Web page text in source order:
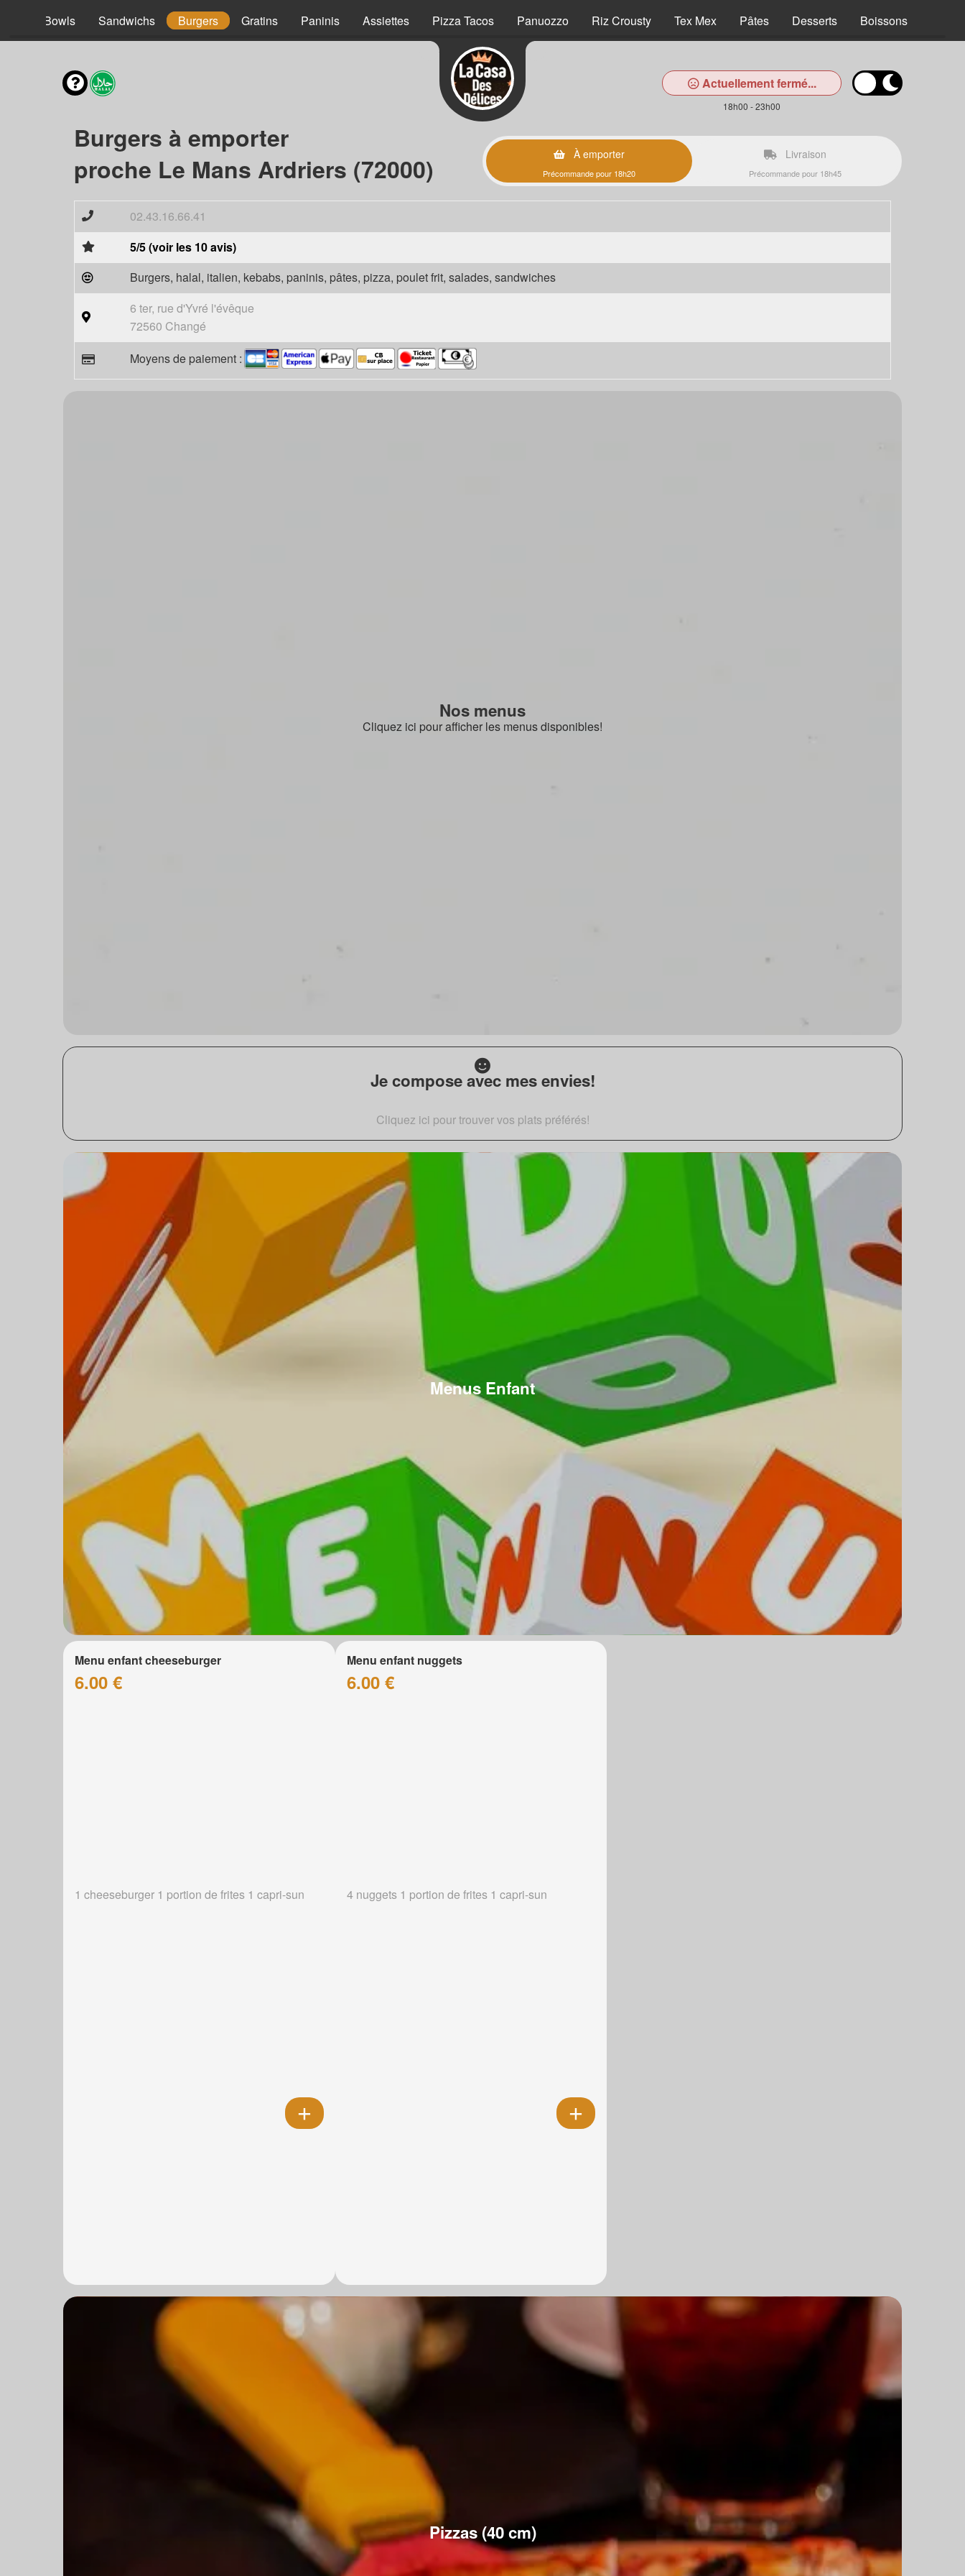
Bowls Sandwichs Burgers Gratins Paninis Assiettes Pizza Tacos Panuozzo Riz Crousty Tex Mex Pâtes Desserts Boissons
Actuellement fermé...
18h00 - 23h00
Burgers à emporter
proche Le Mans Ardriers (72000)
À emporter
Précommande pour 18h20
Livraison
Précommande pour 18h45
02.43.16.66.41
5/5 (voir les 10 avis)
Burgers, halal, italien, kebabs, paninis, pâtes, pizza, poulet frit, salades, sandwiches
6 ter, rue d'Yvré l'évêque
72560 Changé
Moyens de paiement :
Nos menus
Cliquez ici pour afficher les menus disponibles!
Je compose avec mes envies!
Cliquez ici pour trouver vos plats préférés!
Menus Enfant
Menu enfant cheeseburger
6.00 €
1 cheeseburger 1 portion de frites 1 capri-sun
Menu enfant nuggets
6.00 €
4 nuggets 1 portion de frites 1 capri-sun
Pizzas (40 cm)